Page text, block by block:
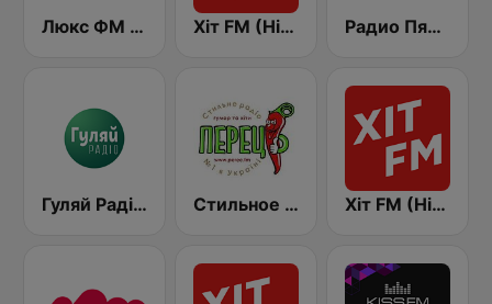
Люкс ФМ Україна - Lux FM Ukraine Хіт FM (Hit FM) - Top Радио Пятница (Pyatnica)
Гуляй Радіо (Guliay Radio) Стильное Радио - Перец ФМ (Stilnoe, perec fm) Хіт FM (Hit FM) - Ukr